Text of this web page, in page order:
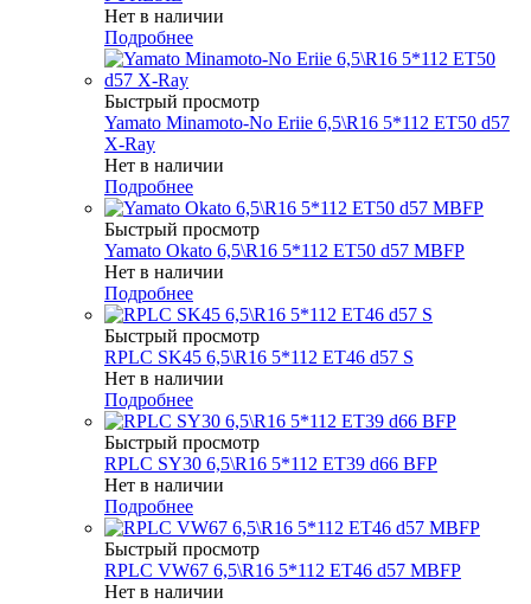
Нет в наличии
Подробнее
Быстрый просмотр
Yamato Minamoto-No Eriie 6,5\R16 5*112 ET50 d57
X-Ray
Нет в наличии
Подробнее
Быстрый просмотр
Yamato Okato 6,5\R16 5*112 ET50 d57 MBFP
Нет в наличии
Подробнее
Быстрый просмотр
RPLC SK45 6,5\R16 5*112 ET46 d57 S
Нет в наличии
Подробнее
Быстрый просмотр
RPLC SY30 6,5\R16 5*112 ET39 d66 BFP
Нет в наличии
Подробнее
Быстрый просмотр
RPLC VW67 6,5\R16 5*112 ET46 d57 MBFP
Нет в наличии